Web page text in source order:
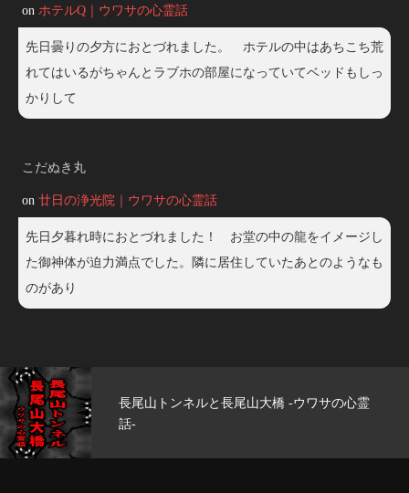
on ホテルQ｜ウワサの心霊話
先日曇りの夕方におとづれました。 ホテルの中はあちこち荒
れてはいるがちゃんとラブホの部屋になっていてベッドもしっ
かりして
こだぬき丸
on 廿日の浄光院｜ウワサの心霊話
先日夕暮れ時におとづれました！ お堂の中の龍をイメージし
た御神体が迫力満点でした。隣に居住していたあとのようなも
のがあり
玄武洞公園 -ウワサの心霊話-